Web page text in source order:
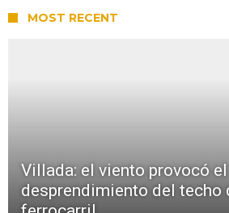
MOST RECENT
Villada: el viento provocó el
desprendimiento del techo